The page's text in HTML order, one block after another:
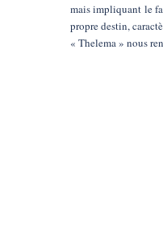
mais impliquant le
propre destin,
« Thelema » nous